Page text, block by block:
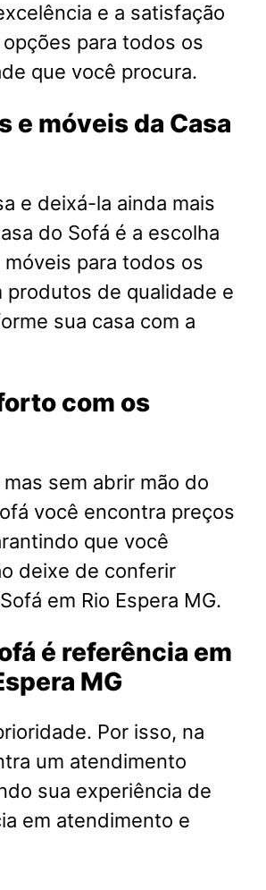
e a satisfação
para todos os
que você procura.
e móveis da Casa
e deixá-la ainda mais
do Sofá é a escolha
para todos os
produtos de qualidade e
sua casa com a
com os
sem abrir mão do
você encontra preços
que você
deixe de conferir
em Rio Espera MG.
é referência em
MG
Por isso, na
um atendimento
sua experiência de
em atendimento e